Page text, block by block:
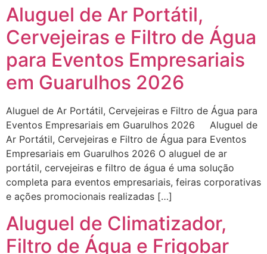
Aluguel de Ar Portátil,
Cervejeiras e Filtro de Água
para Eventos Empresariais
em Guarulhos 2026
Aluguel de Ar Portátil, Cervejeiras e Filtro de Água para
Eventos Empresariais em Guarulhos 2026 Aluguel de
Ar Portátil, Cervejeiras e Filtro de Água para Eventos
Empresariais em Guarulhos 2026 O aluguel de ar
portátil, cervejeiras e filtro de água é uma solução
completa para eventos empresariais, feiras corporativas
e ações promocionais realizadas […]
Aluguel de Climatizador,
Filtro de Água e Frigobar